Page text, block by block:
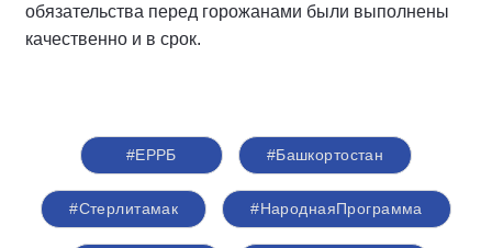
обязательства перед горожанами были выполнены
качественно и в срок.
#ЕРРБ #Башкортостан
#Стерлитамак #НароднаяПрограмма